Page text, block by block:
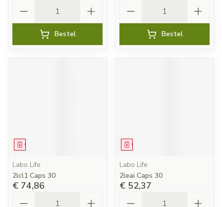
Bestel Bestel
Geneesmiddel
Labo Life
2lcl1 Caps 30
€ 74,86
Geneesmiddel
Labo Life
2leai Caps 30
€ 52,37